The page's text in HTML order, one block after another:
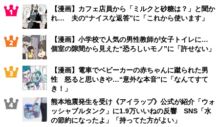
【漫画】カフェ店員から「ミルクと砂糖は？」と聞か
れ… 夫の“ナイスな返答”に「これから使います」
【漫画】小学校で人気の男性教師が女子トイレに…
個室の隙間から見えた“恐ろしいモノ”に「許せない」
【漫画】電車でベビーカーの赤ちゃんに蹴られた男
性 怒ると思いきや…“意外な本音”に「なんてすて
き！」
熊本地震発生を受け《アイラップ》公式が紹介「ウォ
ッシャブルタンク」に1.9万いいねの反響 SNS「水
の節約になったよ」「持ってた方がよい」